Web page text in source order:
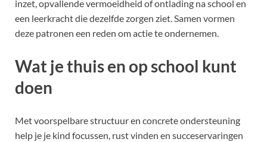
inzet, opvallende vermoeidheid of ontlading na school en
een leerkracht die dezelfde zorgen ziet. Samen vormen
deze patronen een reden om actie te ondernemen.
Wat je thuis en op school kunt
doen
Met voorspelbare structuur en concrete ondersteuning
help je je kind focussen, rust vinden en succeservaringen